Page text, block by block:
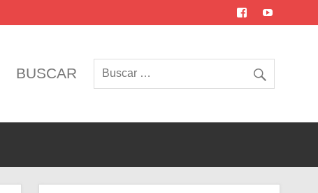
BUSCAR